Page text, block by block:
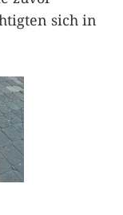
sich in